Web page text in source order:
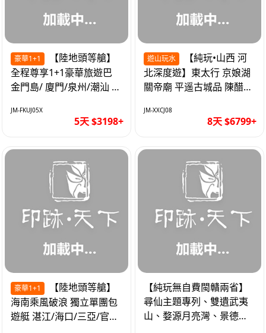
豪華1+1
全程尊享1+1豪華旅遊巴
金門島/ 廈門/泉州/潮汕 無
JM-FKUJ05X
5天 $3198+
遊山玩水
北深度遊】東太行 京娘湖
關帝廟 平遥古城品 陳醋咖
JM-XXCJ08
8天 $6799+
豪華1+1
海南乘風破浪 獨立單團包
遊艇 湛江/海口/三亞/官塘/
【純玩無自費閩贛兩省】
尋仙主題專列、雙遺武夷
山、婺源月亮灣、景德